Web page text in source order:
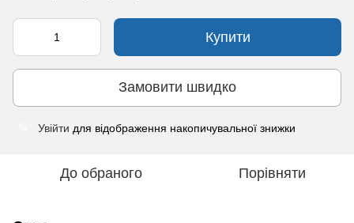
Купити
Замовити швидко
Увійти для відображення накопичувальної знижки
До обраного Порівняти